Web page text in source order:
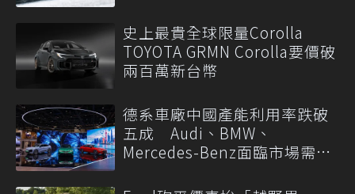
史上最貴全球限量Corolla
TOYOTA GRMN Corolla要價破
兩百萬新台幣
德系車廠中國產能利用率跌破
五成 Audi、BMW、
Mercedes-Benz面臨市場需求